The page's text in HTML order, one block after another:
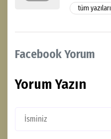
tüm yazıları
Facebook Yorum
Yorum Yazın